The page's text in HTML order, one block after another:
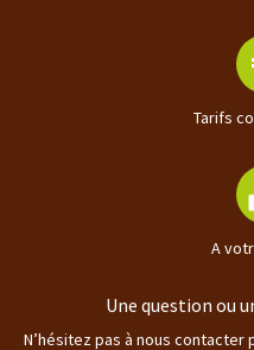
Tarifs
A
Une question ou
N’hésitez pas à nous contacter